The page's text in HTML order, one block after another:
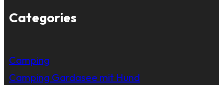
Categories
Camping
Camping Gardasee mit Hund